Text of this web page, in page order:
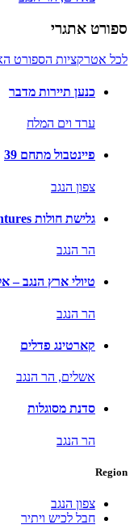
ספורט אתגרי
לכל אטרקציות הספורט
כנען תיירות מדבר
ערד וים המלח
פיינטבול מתחם 39
צפון הנגב
גלישת חולות SandBoard Adventures
הר הנגב
טיולי ארץ הנגב –
הר הנגב
קארטינג פדלים
אשלים, הר הנגב
סדנת מסוגלות
הר הנגב
Region
צפון הנגב
חבל לכיש ויתיר